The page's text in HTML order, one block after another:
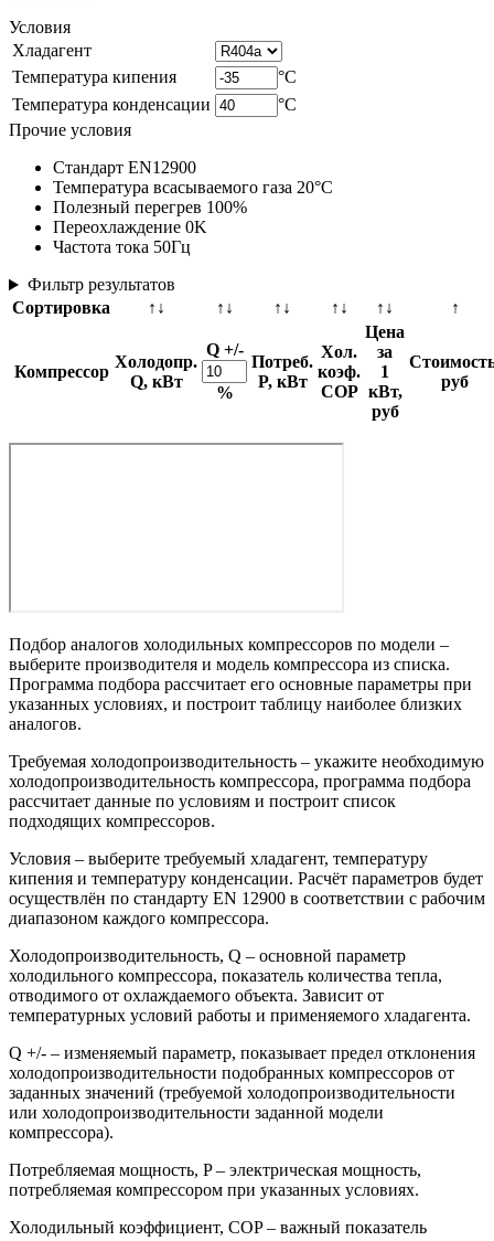
Условия
Хладагент
Температура кипения
°C
Температура конденсации
°C
Прочие условия
Стандарт EN12900
Температура всасываемого газа 20°C
Полезный перегрев 100%
Переохлаждение 0K
Частота тока 50Гц
Фильтр результатов
Сортировка
↑↓ ↑↓ ↑↓ ↑↓ ↑↓ ↑
Компрессор
Холодопр.
Q, кВт
Q +/-
%
Потреб.
P, кВт
Хол.
коэф.
COP
Цена
за
1
кВт,
руб
руб
Подбор аналогов холодильных компрессоров по модели –
выберите производителя и модель компрессора из списка.
Программа подбора рассчитает его основные параметры при
указанных условиях, и построит таблицу наиболее близких
аналогов.
Требуемая холодопроизводительность – укажите необходимую
холодопроизводительность компрессора, программа подбора
рассчитает данные по условиям и построит список
подходящих компрессоров.
Условия – выберите требуемый хладагент, температуру
кипения и температуру конденсации. Расчёт параметров будет
осуществлён по стандарту EN 12900 в соответствии с рабочим
диапазоном каждого компрессора.
Холодопроизводительность, Q – основной параметр
холодильного компрессора, показатель количества тепла,
отводимого от охлаждаемого объекта. Зависит от
температурных условий работы и применяемого хладагента.
Q +/- – изменяемый параметр, показывает предел отклонения
холодопроизводительности подобранных компрессоров от
заданных значений (требуемой холодопроизводительности
или холодопроизводительности заданной модели
компрессора).
Потребляемая мощность, P – электрическая мощность,
потребляемая компрессором при указанных условиях.
Холодильный коэффициент, COP – важный показатель